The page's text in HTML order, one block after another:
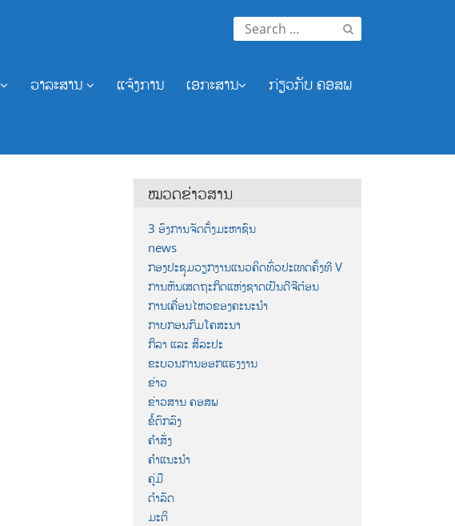
Search
for:
ວາລະສານ ແຈ້ງການ ເອກະສານ ກ່ຽວກັບ ຄອສພ
ໝວດຂ່າວສານ
3 ອົງການຈັດຕັ້ງມະຫາຊົນ
news
ກອງປະຊຸມວຽກງານແນວຄິດທົ່ວປະເທດຄັ້ງທີ V
ການຫັນເສດຖະກິດແຫ່ງຊາດເປັນດີຈີຕ໋ອນ
ການເຄື່ອນໄຫວຂອງຄະນະນຳ
ກາບກອນກົມໂຄສະນາ
ກິລາ ແລະ ສິລະປະ
ຂະບວນການອອກແຮງງານ
ຂ່າວ
ຂ່າວສານ ຄອສພ
ຂໍ້ຕົກລົງ
ຄຳສັ່ງ
ຄຳແນະນຳ
ຄູ່ມື
ດຳລັດ
ມະຕິ